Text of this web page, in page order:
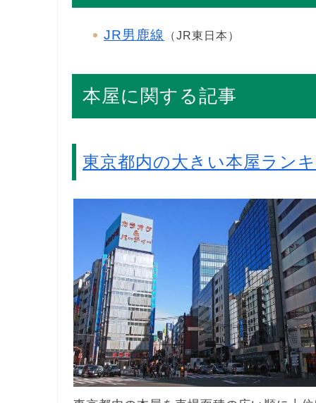
JR男鹿線 （JR東日本）
本屋に関する記事
東京都内の大きい本屋ラン